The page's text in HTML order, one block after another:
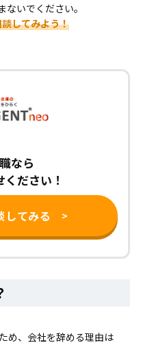
いでください。
してみよう！
なら
ださい！
してみる >
め、会社を辞める理由は